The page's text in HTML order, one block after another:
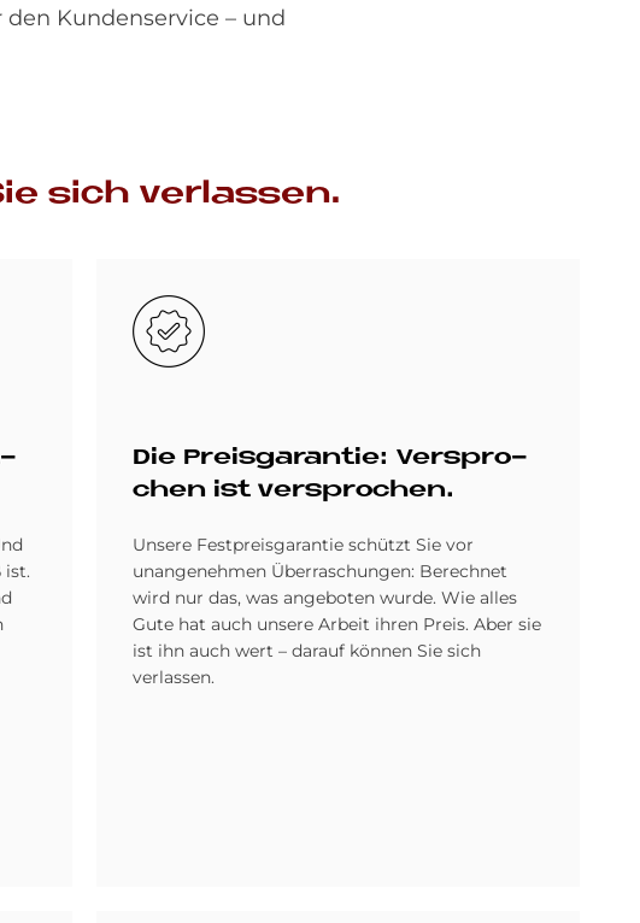
Kundenservice – und
sich ver­las­sen.
ist.
Bild
Die Preis­ga­ran­tie: Ver­spro­
chen ist ver­spro­chen.
Unsere Festpreisgarantie schützt Sie vor
unangenehmen Überraschungen: Berechnet
wird nur das, was angeboten wurde. Wie alles
Gute hat auch unsere Arbeit ihren Preis. Aber sie
ist ihn auch wert – darauf können Sie sich
verlassen.